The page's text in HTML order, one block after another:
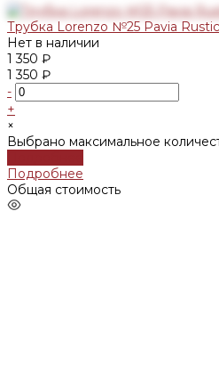
Трубка Lorenzo №25 Pavia
Нет в наличии
1 350 ₽
1 350 ₽
-
+
×
Выбрано максимальное
Подробнее
Общая стоимость